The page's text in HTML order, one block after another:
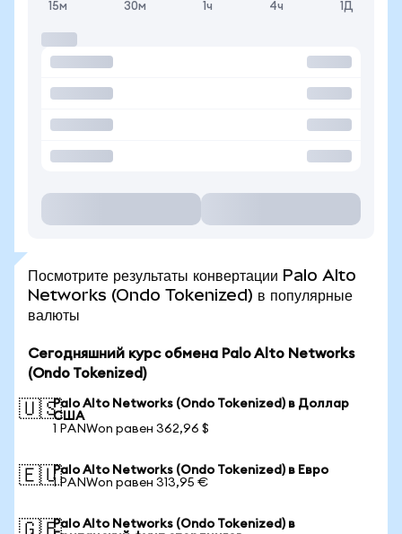
15м 30м 1ч 4ч 1Д
Посмотрите результаты конвертации Palo Alto
Networks (Ondo Tokenized) в популярные
валюты
Сегодняшний курс обмена Palo Alto Networks
(Ondo Tokenized)
🇺🇸Palo Alto Networks (Ondo Tokenized) в Доллар
США
1 PANWon равен 362,96 $
🇪🇺Palo Alto Networks (Ondo Tokenized) в Евро
1 PANWon равен 313,95 €
Palo Alto Networks (Ondo Tokenized) в